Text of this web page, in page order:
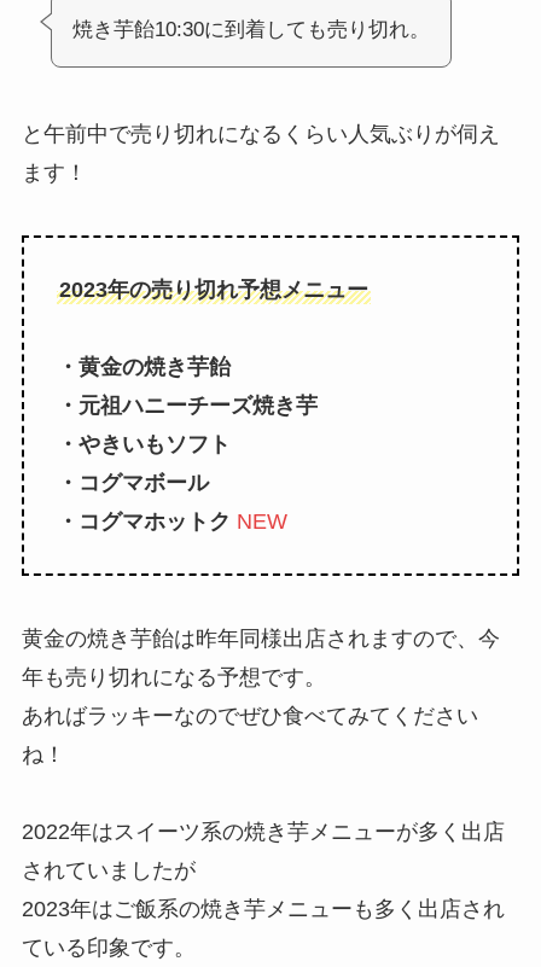
焼き芋飴10:30に到着しても売り切れ。
と午前中で売り切れになるくらい人気ぶりが伺え
ます！
2023年の売り切れ予想メニュー
・黄金の焼き芋飴
・元祖ハニーチーズ焼き芋
・やきいもソフト
・コグマボール
・コグマホットク NEW
黄金の焼き芋飴は昨年同様出店されますので、今
年も売り切れになる予想です。
あればラッキーなのでぜひ食べてみてください
ね！
2022年はスイーツ系の焼き芋メニューが多く出店
されていましたが
2023年はご飯系の焼き芋メニューも多く出店され
ている印象です。